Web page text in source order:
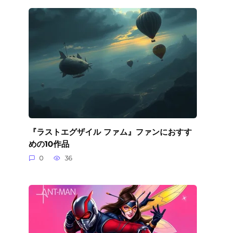
『ラストエグザイル ファム』ファンにおすす
めの10作品
0 36